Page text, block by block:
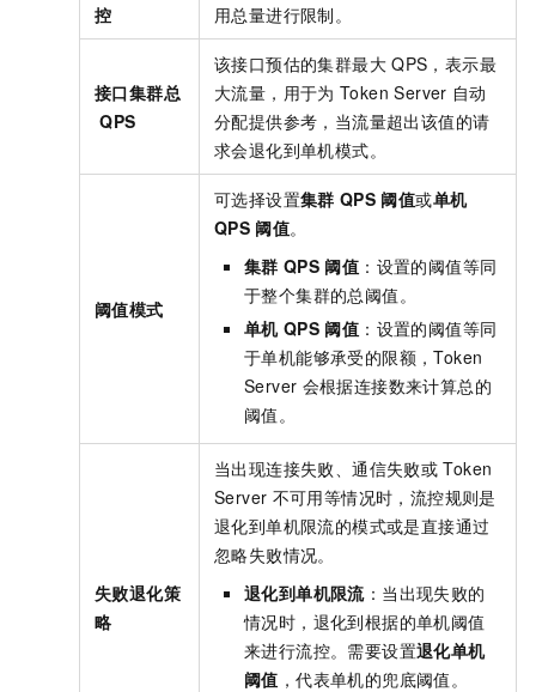
控
用总量进行限制。
接口集群总
QPS
该接口预估的集群最大 QPS，表示最
大流量，用于为 Token Server 自动
分配提供参考，当流量超出该值的请
求会退化到单机模式。
阈值模式
可选择设置集群 QPS 阈值或单机
QPS 阈值。
集群 QPS 阈值 ：设置的阈值等同
于整个集群的总阈值。
单机 QPS 阈值 ：设置的阈值等同
于单机能够承受的限额，Token
Server 会根据连接数来计算总的
阈值。
失败退化策
略
当出现连接失败、通信失败或 Token
Server 不可用等情况时，流控规则是
退化到单机限流的模式或是直接通过
忽略失败情况。
退化到单机限流：当出现失败的
情况时，退化到根据的单机阈值
来进行流控。需要设置退化单机
阈值 ，代表单机的兜底阈值。